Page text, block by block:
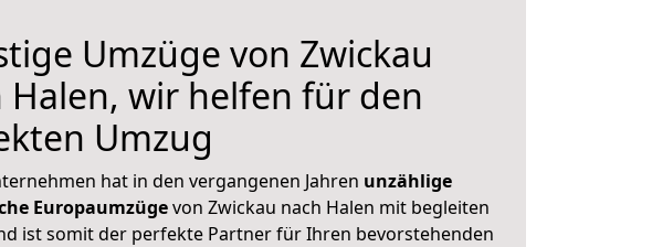
Umzüge von Zwickau
Halen, wir helfen für den
Umzug
hat in den vergangenen Jahren unzählige
Europaumzügevon Zwickau nach Halen mit begleiten
ist somit der perfekte Partner für Ihren bevorstehenden